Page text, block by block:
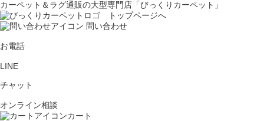
カーペット＆ラグ通販の大型専門店「びっくりカーペット」
問い合わせ
お電話
LINE
チャット
オンライン相談
カート